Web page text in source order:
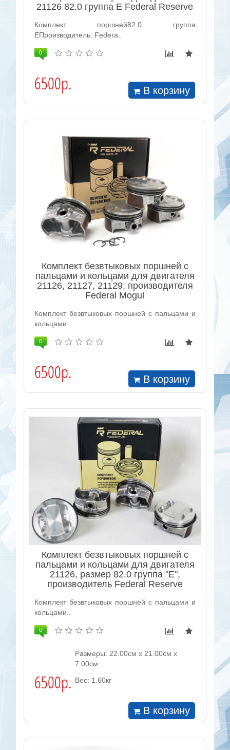
21126 82.0 группа E Federal Reserve
Комплект поршней82.0 группа
EПроизводитель: Federa..
0
6500р. В корзину
Комплект безвтыковых поршней с
пальцами и кольцами для двигателя
21126, 21127, 21129, производителя
Federal Mogul
Комплект безвтыковых поршней с пальцами и
кольцами..
0
6500р. В корзину
Комплект безвтыковых поршней с
пальцами и кольцами для двигателя
21126, размер 82.0 группа "E",
производитель Federal Reserve
Комплект безвтыковых поршней с пальцами и
кольцами..
0
6500р.
Размеры: 22.00см x 21.00см x
7.00см
Вес: 1.60кг
В корзину